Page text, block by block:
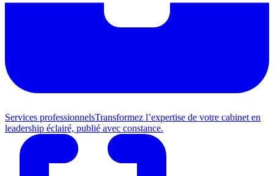
Services professionnelsTransformez l’expertise de votre cabinet en
leadership éclairé, publié avec constance.